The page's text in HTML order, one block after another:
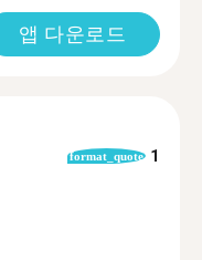
앱 다운로드
format_quote 1